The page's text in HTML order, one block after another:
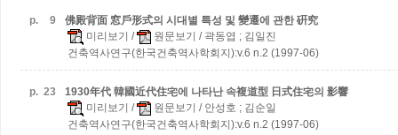
p. 9
佛殿背面 窓戶形式의 시대별 특성 및 變遷에 관한 硏究
미리보기 / 원문보기 / 곽동엽 ; 김일진
건축역사연구(한국건축역사학회지):v.6 n.2 (1997-06)
p. 23
1930年代 韓國近代住宅에 나타난 속複道型 日式住宅의 影響
미리보기 / 원문보기 / 안성호 ; 김순일
건축역사연구(한국건축역사학회지):v.6 n.2 (1997-06)